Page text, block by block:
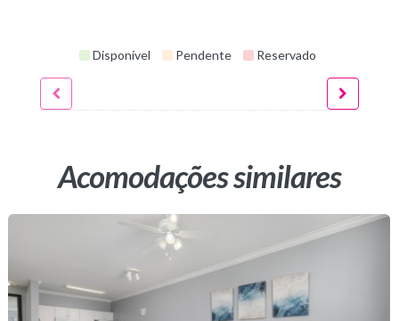
Disponível Pendente Reservado
Acomodações similares